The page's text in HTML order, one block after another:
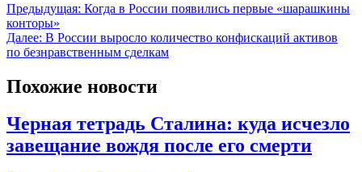
Предыдущая: Когда в России появились первые «шарашкины
конторы»
Далее: В России выросло количество конфискаций активов
по безнравственным сделкам
Похожие новости
Черная тетрадь Сталина: куда исчезло
завещание вождя после его смерти